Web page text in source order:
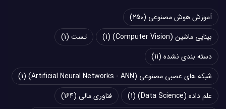
آموزش هوش مصنوعی (250)
بینایی ماشین (Computer Vision)
(1) تست (1)
دسته بندی نشده (11)
شبکه های عصبی مصنوعی (Artificial Neural Networks - ANN)
(1)
علم داده (Data Science)
(1) فناوری مالی (164)